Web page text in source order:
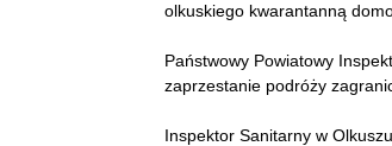
olkuskiego kwarantanną
Państwowy Powiatowy
zaprzestanie podróży
Inspektor Sanitarny w